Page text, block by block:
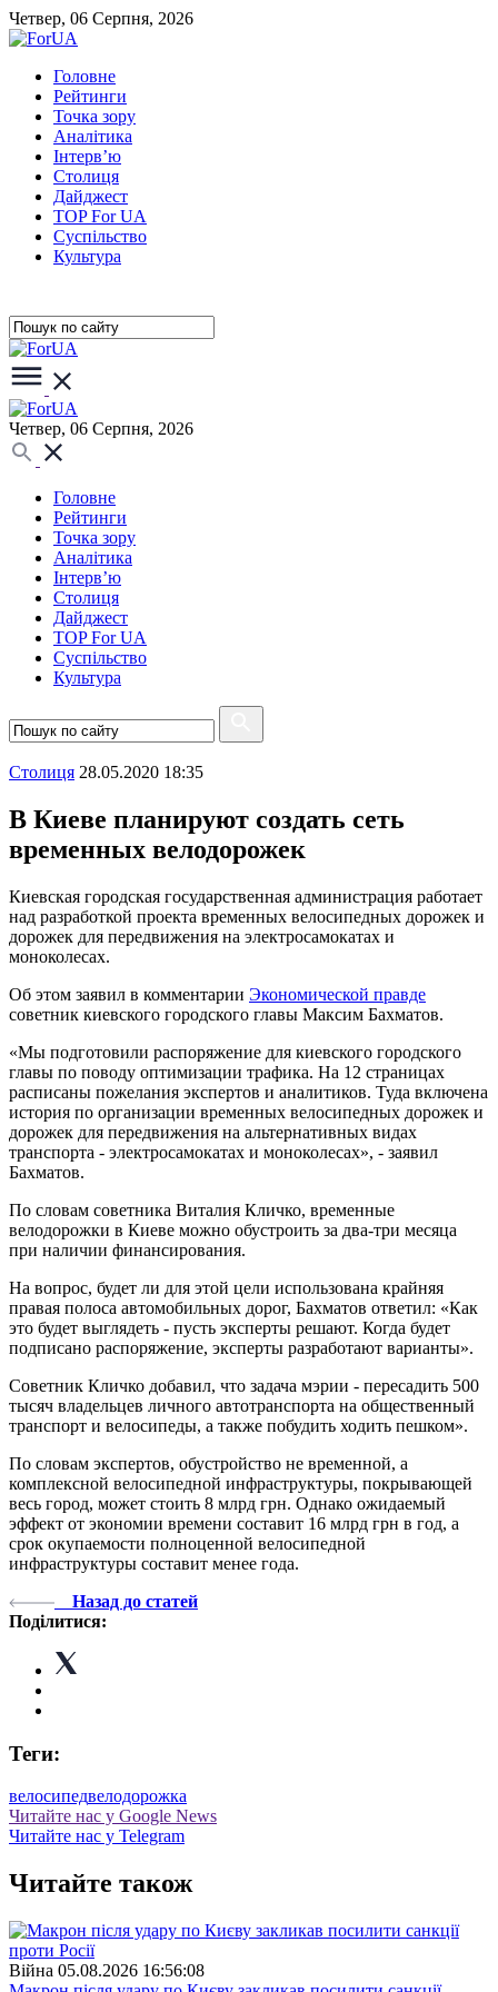
Четвер, 06 Серпня, 2026
Головне
Рейтинги
Точка зору
Аналітика
Інтерв’ю
Столиця
Дайджест
TOP For UA
Суспiльство
Культура
Четвер, 06 Серпня, 2026
Головне
Рейтинги
Точка зору
Аналітика
Інтерв’ю
Столиця
Дайджест
TOP For UA
Суспiльство
Культура
Столиця 28.05.2020 18:35
В Киеве планируют создать сеть
временных велодорожек
Киевская городская государственная администрация работает
над разработкой проекта временных велосипедных дорожек и
дорожек для передвижения на электросамокатах и
моноколесах.
Об этом заявил в комментарии Экономической правде
советник киевского городского главы Максим Бахматов.
«Мы подготовили распоряжение для киевского городского
главы по поводу оптимизации трафика. На 12 страницах
расписаны пожелания экспертов и аналитиков. Туда включена
история по организации временных велосипедных дорожек и
дорожек для передвижения на альтернативных видах
транспорта - электросамокатах и моноколесах», - заявил
Бахматов.
По словам советника Виталия Кличко, временные
велодорожки в Киеве можно обустроить за два-три месяца
при наличии финансирования.
На вопрос, будет ли для этой цели использована крайняя
правая полоса автомобильных дорог, Бахматов ответил: «Как
это будет выглядеть - пусть эксперты решают. Когда будет
подписано распоряжение, эксперты разработают варианты».
Советник Кличко добавил, что задача мэрии - пересадить 500
тысяч владельцев личного автотранспорта на общественный
транспорт и велосипеды, а также побудить ходить пешком».
По словам экспертов, обустройство не временной, а
комплексной велосипедной инфраструктуры, покрывающей
весь город, может стоить 8 млрд грн. Однако ожидаемый
эффект от экономии времени составит 16 млрд грн в год, а
срок окупаемости полноценной велосипедной
инфраструктуры составит менее года.
Назад до статей
Поділитися:
Теги:
велосипедвелодорожка
Читайте нас у Google News
Читайте нас у Telegram
Читайте також
Війна 05.08.2026 16:56:08